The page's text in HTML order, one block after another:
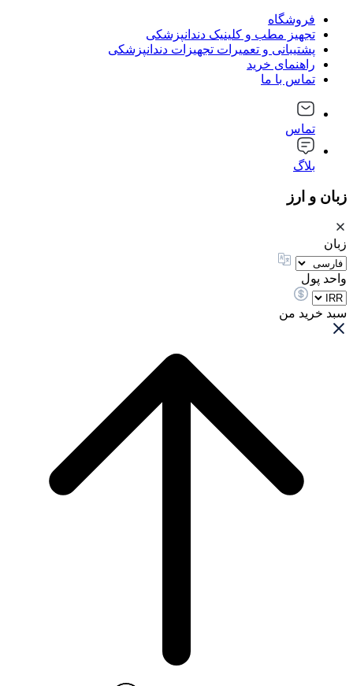
فروشگاه
تجهیز مطب و کلینیک دندانپزشکی
پشتیبانی و تعمیرات تجهیزات دندانپزشکی
راهنمای خرید
تماس با ما
تماس
بلاگ
زبان و ارز
زبان
واحد پول
سبد خرید من